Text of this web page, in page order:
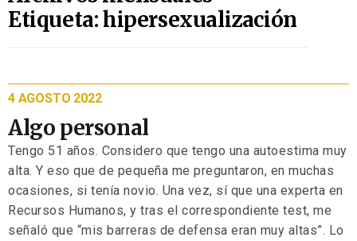
Etiqueta: hipersexualización
4 AGOSTO 2022
Algo personal
Tengo 51 años. Considero que tengo una autoestima muy
alta. Y eso que de pequeña me preguntaron, en muchas
ocasiones, si tenía novio. Una vez, sí que una experta en
Recursos Humanos, y tras el correspondiente test, me
señaló que “mis barreras de defensa eran muy altas”. Lo